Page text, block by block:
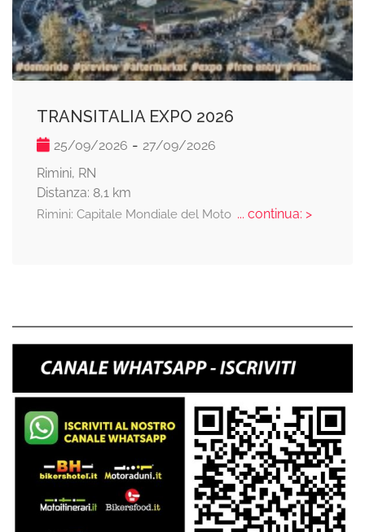
TRANSITALIA EXPO 2026
25/09/2026 - 27/09/2026
Rimini, RN
Distanza: 8,1 km
Rimini: Capitale Mondiale del Moto... continua: >